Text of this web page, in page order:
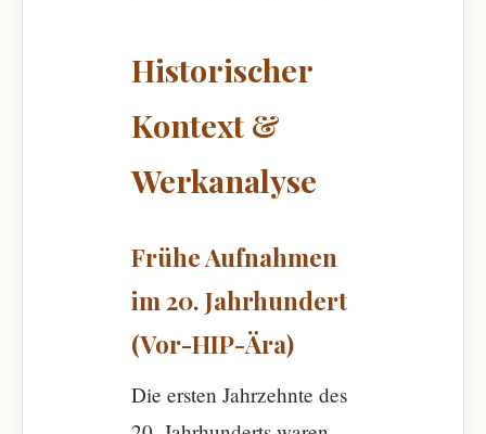
Historischer
Kontext &
Werkanalyse
Frühe Aufnahmen
im 20. Jahrhundert
(Vor-HIP-Ära)
Die ersten Jahrzehnte des